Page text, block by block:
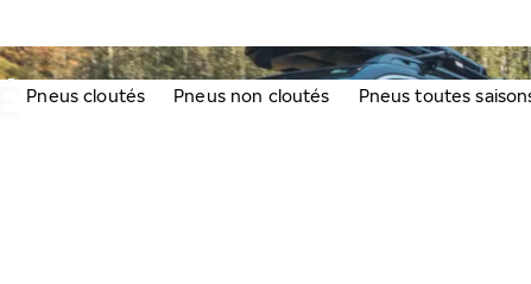
Pneus cloutés Pneus non cloutés Pneus toutes